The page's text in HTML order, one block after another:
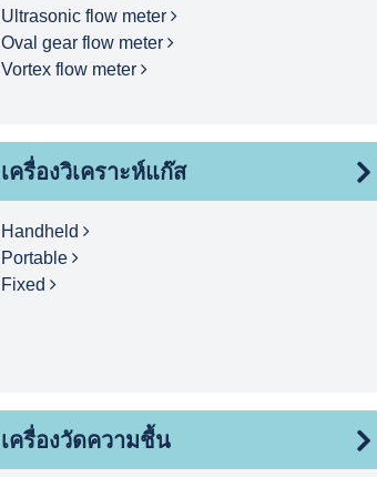
Ultrasonic flow meter
Oval gear flow meter
Vortex flow meter
เครื่องวิเคราะห์แก๊ส
Handheld
Portable
Fixed
เครื่องวัดความชื้น